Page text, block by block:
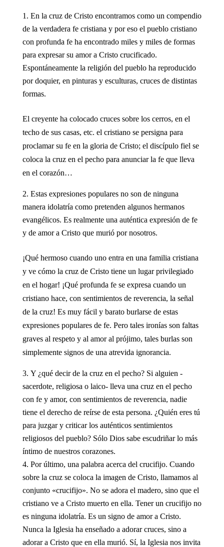
En la cruz de Cristo encontramos como un compendio
de la verdadera fe cristiana y por eso el pueblo cristiano
con profunda fe ha encontrado miles y miles de formas
para expresar su amor a Cristo crucificado.
Espontáneamente la religión del pueblo ha reproducido
por doquier, en pinturas y esculturas, cruces de distintas
formas.
El creyente ha colocado cruces sobre los cerros, en el
techo de sus casas, etc. el cristiano se persigna para
proclamar su fe en la gloria de Cristo; el discípulo fiel se
coloca la cruz en el pecho para anunciar la fe que lleva
en el corazón…
Estas expresiones populares no son de ninguna
manera idolatría como pretenden algunos hermanos
evangélicos. Es realmente una auténtica expresión de fe
y de amor a Cristo que murió por nosotros.
¡Qué hermoso cuando uno entra en una familia cristiana
y ve cómo la cruz de Cristo tiene un lugar privilegiado
en el hogar! ¡Qué profunda fe se expresa cuando un
cristiano hace, con sentimientos de reverencia, la señal
de la cruz! Es muy fácil y barato burlarse de estas
expresiones populares de fe. Pero tales ironías son faltas
graves al respeto y al amor al prójimo, tales burlas son
simplemente signos de una atrevida ignorancia.
Y ¿qué decir de la cruz en el pecho? Si alguien -
sacerdote, religiosa o laico- lleva una cruz en el pecho
con fe y amor, con sentimientos de reverencia, nadie
tiene el derecho de reírse de esta persona. ¿Quién eres tú
para juzgar y criticar los auténticos sentimientos
religiosos del pueblo? Sólo Dios sabe escudriñar lo más
íntimo de nuestros corazones.
Por último, una palabra acerca del crucifijo. Cuando
sobre la cruz se coloca la imagen de Cristo, llamamos al
conjunto «crucifijo». No se adora el madero, sino que el
cristiano ve a Cristo muerto en ella. Tener un crucifijo no
es ninguna idolatría. Es un signo de amor a Cristo.
Nunca la Iglesia ha enseñado a adorar cruces, sino a
adorar a Cristo que en ella murió. Sí, la Iglesia nos invita